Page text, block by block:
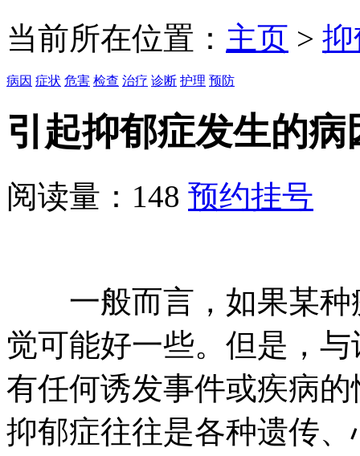
当前所在位置： 主页 >
病因 症状 危害 检查 治疗 诊断 护理 预防
引起抑郁症发生的病
阅读量：148 预约挂号
一般而言，如果某种
觉可能好一些。但是，
有任何诱发事件或疾病
抑郁症往往是各种遗传